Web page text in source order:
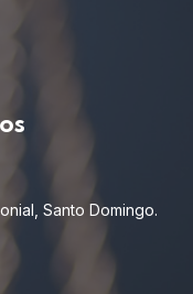
Santo Domingo.